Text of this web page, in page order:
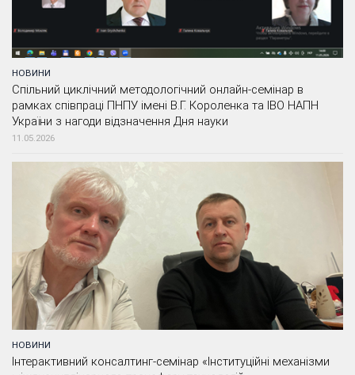
НОВИНИ
Спільний циклічний методологічний онлайн-семінар в
рамках співпраці ПНПУ імені В.Г. Короленка та ІВО НАПН
України з нагоди відзначення Дня науки
11.05.2026
НОВИНИ
Інтерактивний консалтинг-семінар «Інституційні механізми